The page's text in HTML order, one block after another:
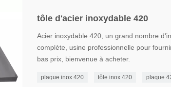
tôle d'acier inoxydable 420
Acier inoxydable 420, un grand nombre
complète, usine professionnelle pour
bas prix, bienvenue à acheter.
plaque inox 420 tôle inox 420 plaque